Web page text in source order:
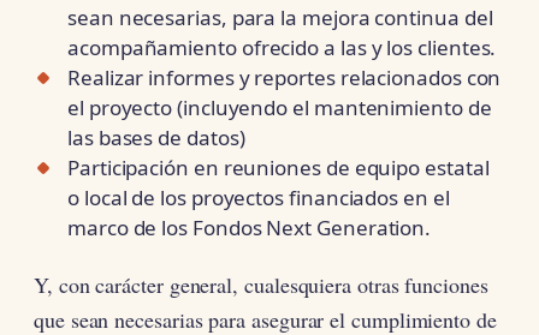
sean necesarias, para la mejora continua del
acompañamiento ofrecido a las y los clientes.
Realizar informes y reportes relacionados con
el proyecto (incluyendo el mantenimiento de
las bases de datos)
Participación en reuniones de equipo estatal
o local de los proyectos financiados en el
marco de los Fondos Next Generation.
Y, con carácter general, cualesquiera otras funciones
que sean necesarias para asegurar el cumplimiento de